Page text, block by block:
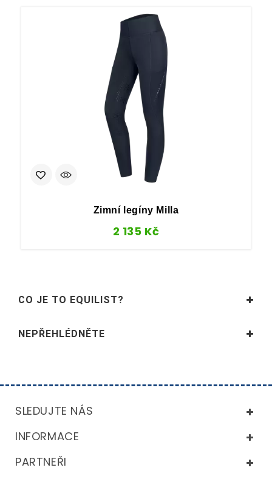
Zimní legíny Milla
2 135 Kč
CO JE TO EQUILIST?
NEPŘEHLÉDNĚTE
SLEDUJTE NÁS
INFORMACE
PARTNEŘI